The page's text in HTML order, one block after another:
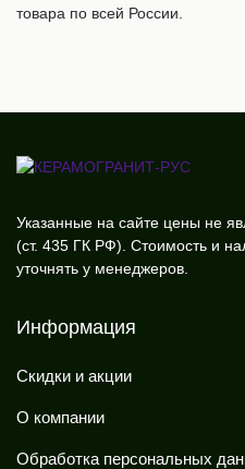
товара по всей России.
Указанные на сайте цены не
(ст. 435 ГК РФ). Стоимость и
уточнять у менеджеров.
Информация
Скидки и акции
О компании
Обработка персональных